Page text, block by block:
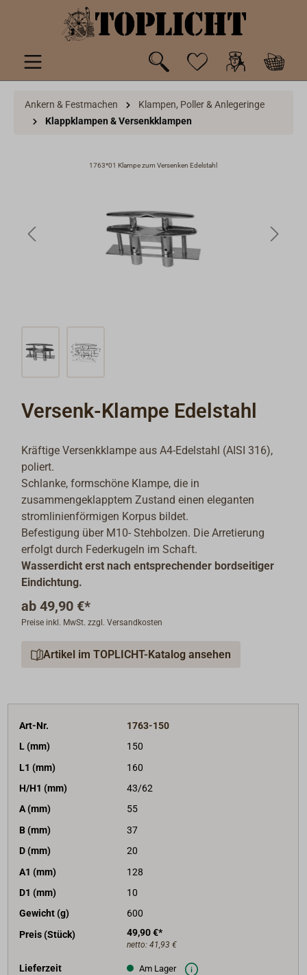
springen
Ankern & Festmachen
Klampen, Poller & Anlegeringe
Klappklampen & Versenkklampen
1763*01 Klampe zum Versenken Edelstahl
Versenk-Klampe Edelstahl
Kräftige Versenkklampe aus A4-Edelstahl (AISI 316),
poliert.
Schlanke, formschöne Klampe, die in
zusammengeklapptem Zustand einen eleganten
stromlinienförmigen Korpus bildet.
Befestigung über M10- Stehbolzen. Die Arretierung
erfolgt durch Federkugeln im Schaft.
Wasserdicht erst nach entsprechender bordseitiger
Eindichtung.
ab 49,90 €*
Preise inkl. MwSt. zzgl. Versandkosten
Artikel im TOPLICHT-Katalog ansehen
Art-Nr.
1763-150
L (mm)
150
L1 (mm)
160
H/H1 (mm)
43/62
A (mm)
55
B (mm)
37
D (mm)
20
A1 (mm)
128
D1 (mm)
10
Gewicht (g)
600
Preis (Stück)
49,90 €*
netto: 41,93 €
Lieferzeit Am Lager